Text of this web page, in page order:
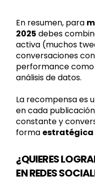
En resumen, para
2025 debes
activa (muchos
conversaciones
performance
análisis de datos.
La recompensa es
en cada
constante y
forma estratégica
¿QUIERES
EN REDES